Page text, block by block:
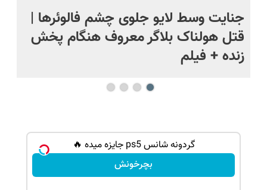
جنایت وسط لایو جلوی چشم فالوئرها |
قتل هولناک بلاگر معروف هنگام پخش
زنده + فیلم
گردونه شانس ps5 جایزه میده 🔥
بچرخونش